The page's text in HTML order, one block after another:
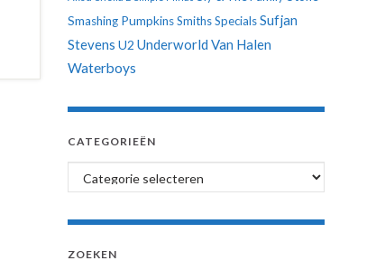
Smashing PumpkinsSmithsSpecialsSufjan
Stevens U2 Underworld Van Halen
Waterboys
CATEGORIEËN
Categorieën
ZOEKEN